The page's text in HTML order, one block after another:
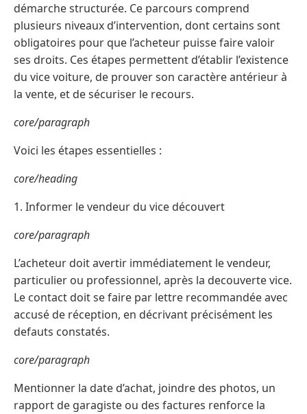
démarche structurée. Ce parcours comprend
plusieurs niveaux d’intervention, dont certains sont
obligatoires pour que l’acheteur puisse faire valoir
ses droits. Ces étapes permettent d’établir l’existence
du vice voiture, de prouver son caractère antérieur à
la vente, et de sécuriser le recours.
core/paragraph
Voici les étapes essentielles :
core/heading
1. Informer le vendeur du vice découvert
core/paragraph
L’acheteur doit avertir immédiatement le vendeur,
particulier ou professionnel, après la decouverte vice.
Le contact doit se faire par lettre recommandée avec
accusé de réception, en décrivant précisément les
defauts constatés.
core/paragraph
Mentionner la date d’achat, joindre des photos, un
rapport de garagiste ou des factures renforce la